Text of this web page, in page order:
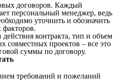
договоров. Каждый
персональный менеджер, ведь
уточнить и обозначить
действия контракта, тип и объем
совместных проектов – все это
суммы по договору.
требований и пожеланий